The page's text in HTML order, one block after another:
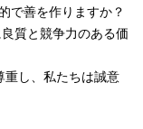
で善を作りますか？
質と競争力のある価
重し、私たちは誠意